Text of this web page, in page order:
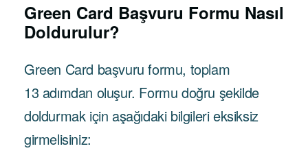
Green Card Başvuru Formu Nasıl
Doldurulur?
Green Card başvuru formu, toplam
13 adımdan oluşur. Formu doğru şekilde
doldurmak için aşağıdaki bilgileri eksiksiz
girmelisiniz: